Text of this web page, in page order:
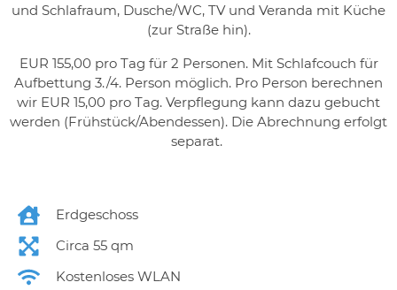
und Schlafraum, Dusche/WC, TV und Veranda mit Küche
(zur Straße hin).
EUR 155,00 pro Tag für 2 Personen. Mit Schlafcouch für
Aufbettung 3./4. Person möglich. Pro Person berechnen
wir EUR 15,00 pro Tag. Verpflegung kann dazu gebucht
werden (Frühstück/Abendessen). Die Abrechnung erfolgt
separat.
Erdgeschoss
Circa 55 qm
Kostenloses WLAN